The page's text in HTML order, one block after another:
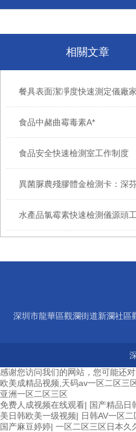
相關文章
食品中赭曲霉毒素A*
食品安全快速檢測室工作制度
水產品氯霉素快速檢測儀源頭
深圳市龍華區觀瀾街道新瀾社
感谢您访问我们的网站，您可能还
欧美成精品视频,天码av一区二区三
亚洲一区二区三区
免费人成视频在线观看| 国产精品日
美日韩欧美一级视频| 日韩AV一区
国产麻豆婷婷| 一区二区三区日本久